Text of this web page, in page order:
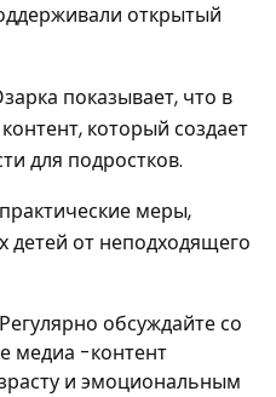
открытый
показывает, что в
который создает
для подростков.
меры,
от неподходящего
обсуждайте со
медиа -контент
и эмоциональным